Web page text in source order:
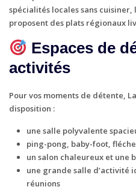
spécialités locales sans cuisiner,
proposent des plats régionaux
Espaces de
activités
Pour vos moments de détente,
disposition :
unesalle polyvalente
ping-pong, baby-foot,
un salon chaleureux et une
une grande salle d’activité
réunions